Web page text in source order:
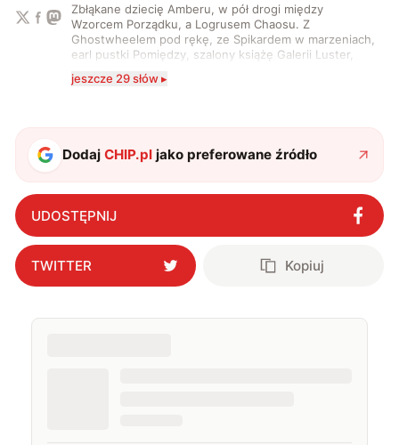
Zbłąkane dziecię Amberu, w pół drogi między
Wzorcem Porządku, a Logrusem Chaosu. Z
Ghostwheelem pod rękę, ze Spikardem w marzeniach,
earl pustki Pomiędzy, szalony książę Galerii Luster,
serio? Pisaniem o szeroko pojętej technice o zajmuję
i gram w gry :)
jeszcze 29 słów ▸
DodajCHIP.pl jako preferowane źródło
UDOSTĘPNIJ
TWITTER Kopiuj